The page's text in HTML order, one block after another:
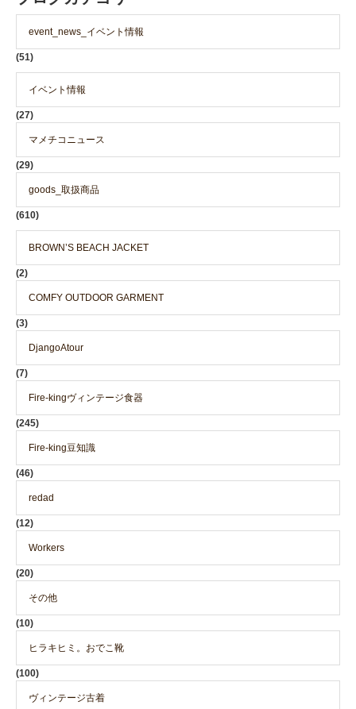
event_news_イベント情報
(51)
イベント情報
(27)
マメチコニュース
(29)
goods_取扱商品
(610)
BROWN’S BEACH JACKET
(2)
COMFY OUTDOOR GARMENT
(3)
DjangoAtour
(7)
Fire-kingヴィンテージ食器
(245)
Fire-king豆知識
(46)
redad
(12)
Workers
(20)
その他
(10)
ヒラキヒミ。おでこ靴
(100)
ヴィンテージ古着